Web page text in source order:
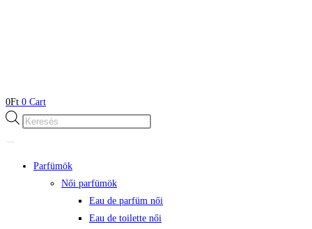
0Ft 0 Cart
Products
Parfümök
Női parfümök
Eau de parfüm női
Eau de toilette női